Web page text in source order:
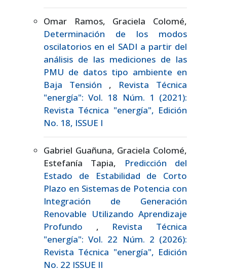
Omar Ramos, Graciela Colomé,
Determinación de los modos
oscilatorios en el SADI a partir del
análisis de las mediciones de las
PMU de datos tipo ambiente en
Baja Tensión , Revista Técnica
"energía": Vol. 18 Núm. 1 (2021):
Revista Técnica "energía", Edición
No. 18, ISSUE I
Gabriel Guañuna, Graciela Colomé,
Estefanía Tapia,
Predicción del
Estado de Estabilidad de Corto
Plazo en Sistemas de Potencia con
Integración de Generación
Renovable Utilizando Aprendizaje
Profundo , Revista Técnica
"energía": Vol. 22 Núm. 2 (2026):
Revista Técnica "energía", Edición
No. 22 ISSUE II